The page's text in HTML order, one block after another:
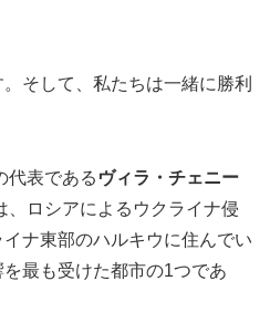
そして、私たちは一緒に勝利
代表である ヴィラ・チェニー
、ロシアによるウクライナ侵
ナ東部のハルキウに住んでい
最も受けた都市の1つであ